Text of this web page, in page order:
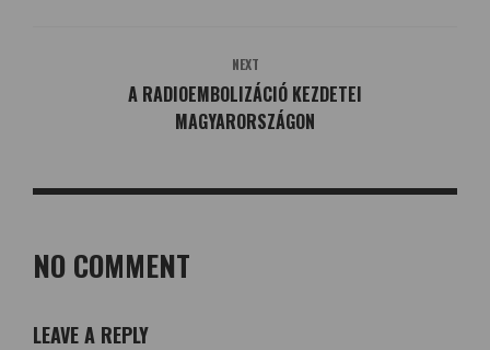
NEXT
A RADIOEMBOLIZÁCIÓ KEZDETEI
MAGYARORSZÁGON
NO COMMENT
LEAVE A REPLY